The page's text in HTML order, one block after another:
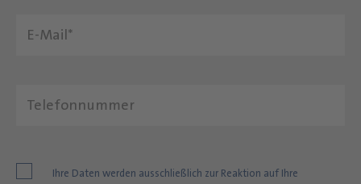
Ihre Daten werden ausschließlich zur Reaktion auf Ihre